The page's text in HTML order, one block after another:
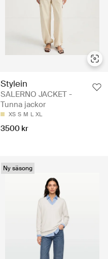
Stylein
SALERNO JACKET -
Tunna jackor
XS S M L XL
3500 kr
Ny säsong